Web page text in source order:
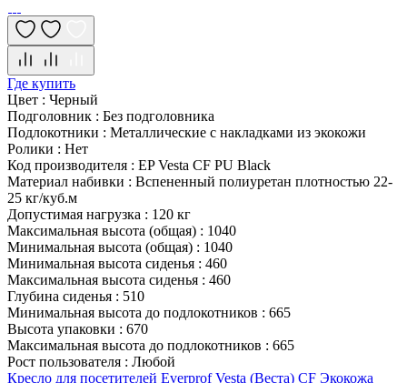
Где купить
Цвет : Черный
Подголовник : Без подголовника
Подлокотники : Металлические с накладками из экокожи
Ролики : Нет
Код производителя : EP Vesta CF PU Black
Материал набивки : Вспененный полиуретан плотностью 22-
25 кг/куб.м
Допустимая нагрузка : 120 кг
Максимальная высота (общая) : 1040
Минимальная высота (общая) : 1040
Минимальная высота сиденья : 460
Максимальная высота сиденья : 460
Глубина сиденья : 510
Минимальная высота до подлокотников : 665
Высота упаковки : 670
Максимальная высота до подлокотников : 665
Рост пользователя : Любой
Кресло для посетителей Everprof Vesta (Веста) CF Экокожа